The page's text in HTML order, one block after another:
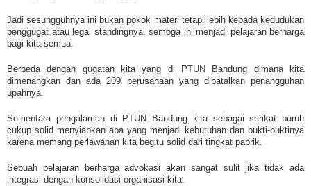
Jadi sesungguhnya ini bukan pokok materi tetapi lebih kepada kedudukan
penggugat atau legal standingnya, semoga ini menjadi pelajaran berharga
bagi kita semua.
Berbeda dengan gugatan kita yang di PTUN Bandung dimana kita
dimenangkan dan ada 209 perusahaan yang dibatalkan penangguhan
upahnya.
Sementara pengalaman di PTUN Bandung kita sebagai serikat buruh
cukup solid menyiapkan apa yang menjadi kebutuhan dan bukti-buktinya
karena memang perlawanan kita begitu solid dari tingkat pabrik.
Sebuah pelajaran berharga advokasi akan sangat sulit jika tidak ada
integrasi dengan konsolidasi organisasi kita.